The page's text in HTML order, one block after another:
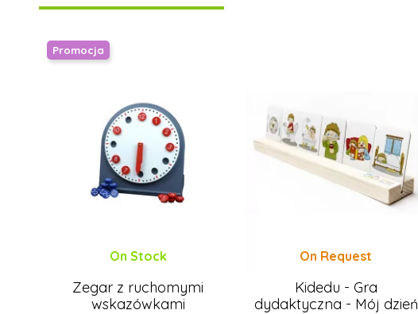
Promocja
On Stock
Zegar z ruchomymi
wskazówkami
On Request
Kidedu - Gra
dydaktyczna - Mój dzień